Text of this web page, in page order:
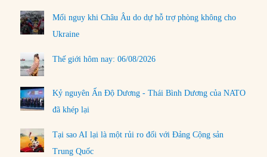
Mối nguy khi Châu Âu do dự hỗ trợ phòng không cho
Ukraine
Thế giới hôm nay: 06/08/2026
Kỷ nguyên Ấn Độ Dương - Thái Bình Dương của NATO
đã khép lại
Tại sao AI lại là một rủi ro đối với Đảng Cộng sản
Trung Quốc